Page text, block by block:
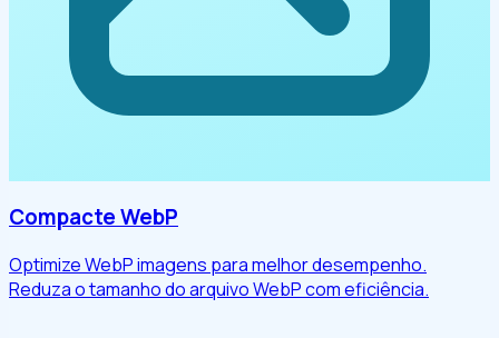
Compacte WebP
Optimize WebP imagens para melhor desempenho.
Reduza o tamanho do arquivo WebP com eficiência.